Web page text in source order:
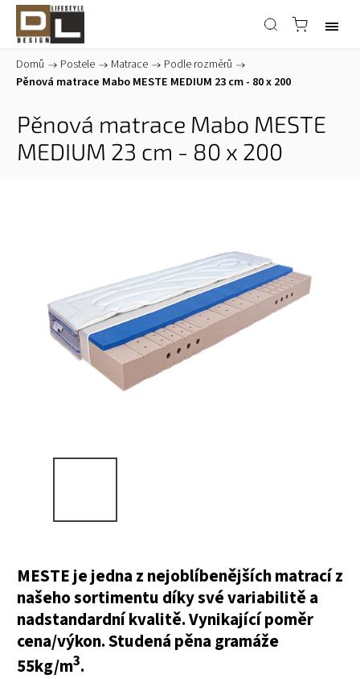
Domů / Postele / Matrace / Podle rozměrů /
Pěnová matrace Mabo MESTE MEDIUM 23 cm - 80 x 200
Pěnová matrace Mabo MESTE
MEDIUM 23 cm - 80 x 200
MESTE je jedna z nejoblíbenějších matrací z
našeho sortimentu díky své variabilitě a
nadstandardní kvalitě. Vynikající poměr
cena/výkon. Studená pěna gramáže
55kg/m3.